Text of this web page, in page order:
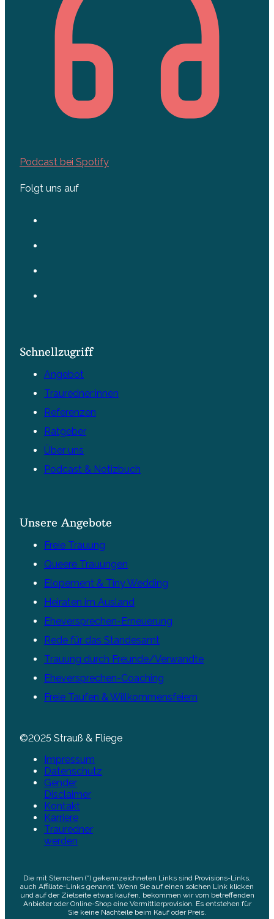
Podcast bei Spotify
Folgt uns auf
Schnellzugriff
Angebot
Trauredner:innen
Referenzen
Ratgeber
Über uns
Podcast & Notizbuch
Unsere Angebote
Freie Trauung
Queere Trauungen
Elopement & Tiny Wedding
Heiraten im Ausland
Eheversprechen-Erneuerung
Rede für das Standesamt
Trauung durch Freunde/Verwandte
Eheversprechen-Coaching
Freie Taufen & Willkommensfeiern
©2025 Strauß & Fliege
Impressum
Datenschutz
Gender
Disclaimer
Kontakt
Karriere
Trauredner
werden
Die mit Sternchen (*) gekennzeichneten Links sind Provisions-Links,
auch Affiliate-Links genannt. Wenn Sie auf einen solchen Link klicken
und auf der Zielseite etwas kaufen, bekommen wir vom betreffenden
Anbieter oder Online-Shop eine Vermittlerprovision. Es entstehen für
Sie keine Nachteile beim Kauf oder Preis.